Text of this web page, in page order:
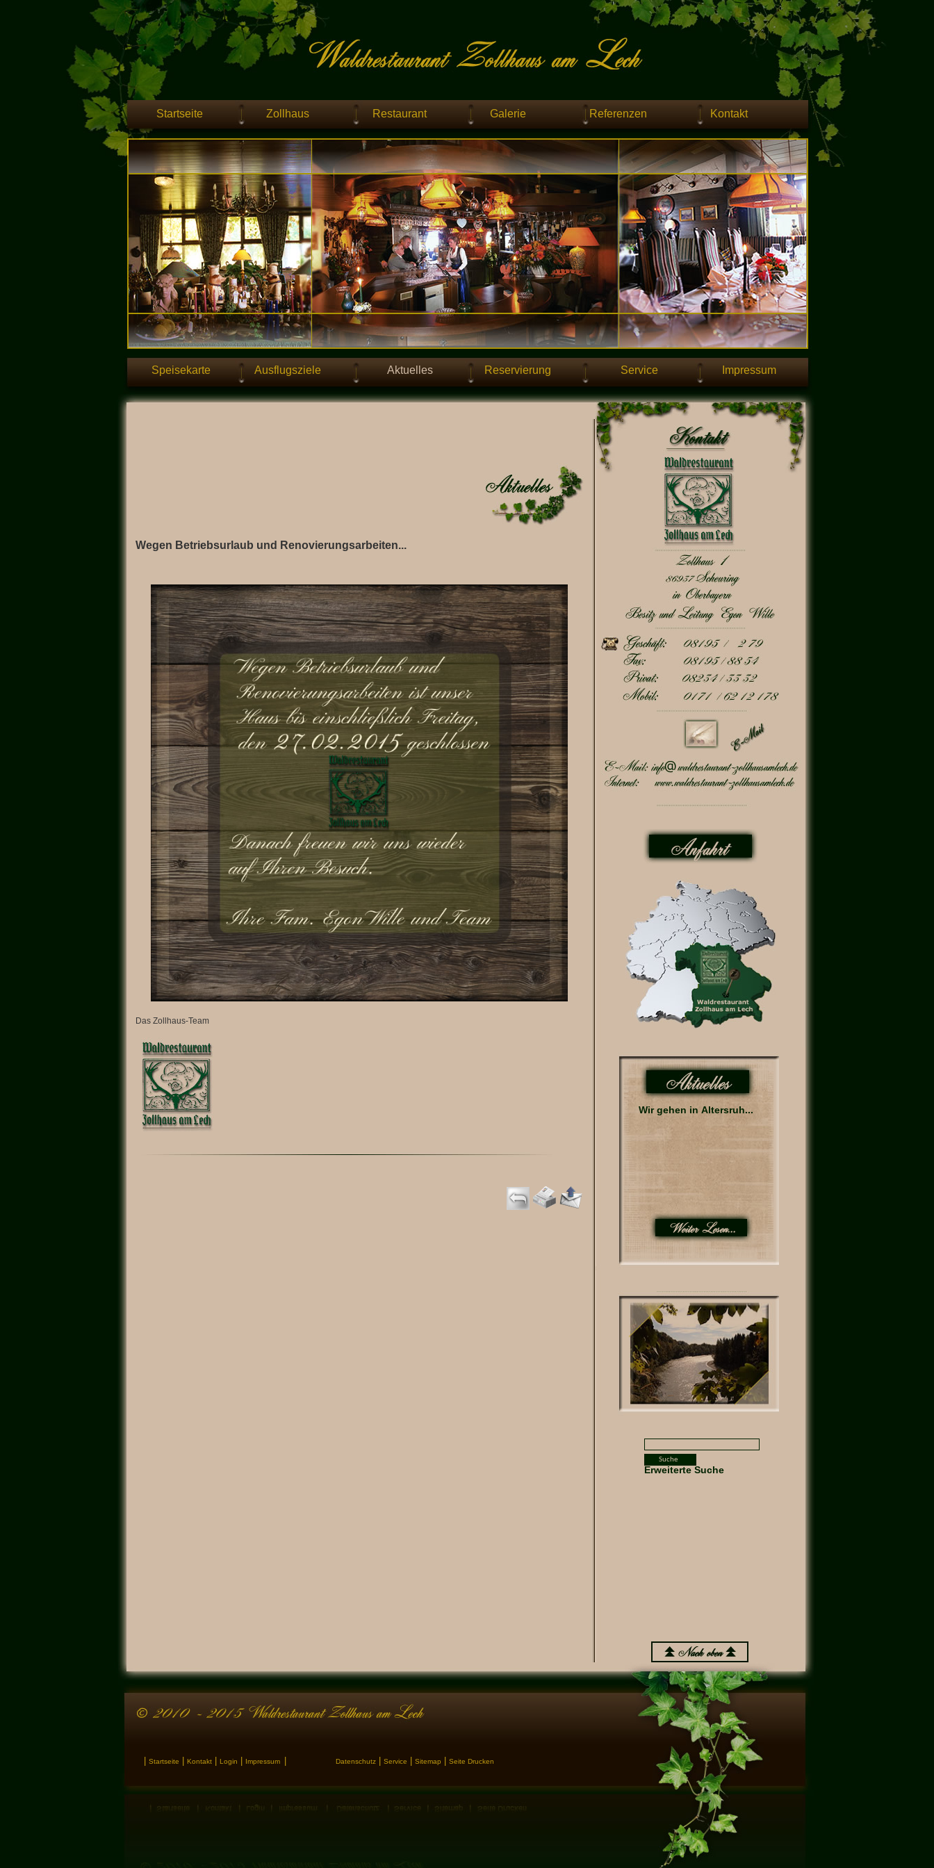
Startseite Zollhaus Restaurant Galerie Referenzen Kontakt
Speisekarte Ausflugsziele Aktuelles Reservierung Service Impressum
Wegen Betriebsurlaub und Renovierungsarbeiten...
Das Zollhaus-Team
Wir gehen in Altersruh...
Erweiterte Suche
Startseite Kontakt Login Impressum Datenschutz Service Sitemap Seite Drucken